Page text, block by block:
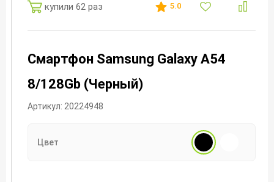
купили 62 раз 5.0
Смартфон Samsung Galaxy A54
8/128Gb (Черный)
Артикул: 20224948
Цвет